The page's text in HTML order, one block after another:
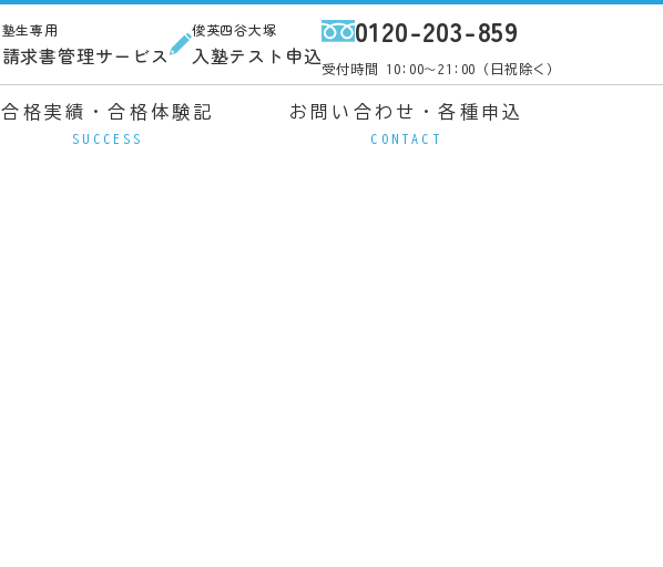
塾生専用
請求書管理サービス
俊英四谷大塚
入塾テスト申込
0120-203-859
受付時間 10:00～21:00（日祝除く）
合格実績・合格体験記
SUCCESS
お問い合わせ・各種申込
CONTACT